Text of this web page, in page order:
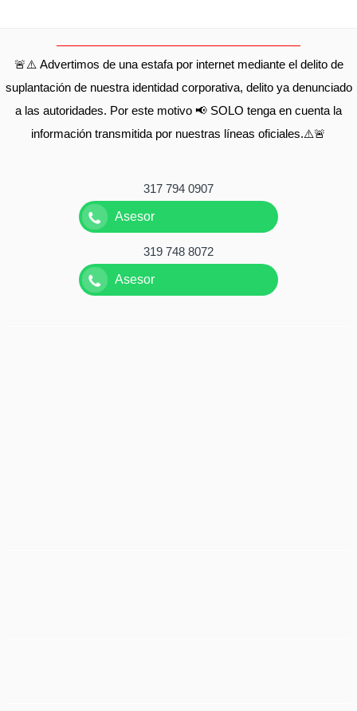
🚨⚠️ Advertimos de una estafa por internet mediante el delito de
suplantación de nuestra identidad corporativa, delito ya denunciado
a las autoridades. Por este motivo 📢 SOLO tenga en cuenta la
información transmitida por nuestras líneas oficiales.⚠️🚨
317 794 0907
Asesor
319 748 8072
Asesor